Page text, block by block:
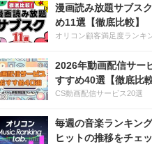
漫画読み放題サブス
め11選【徹底比較】
オリコン顧客満足度ランキ
2026年動画配信サー
すすめ40選【徹底比較
CS動画配信サービス20選
毎週の音楽ランキング
ヒットの推移をチェ